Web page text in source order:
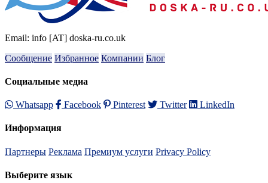
Email: info [AT] doska-ru.co.uk
Сообщение Избранное Компании Блог
Социальные медиа
Whatsapp Facebook Pinterest Twitter LinkedIn
Информация
Партнеры Реклама Премиум услуги Privacy Policy
Выберите язык